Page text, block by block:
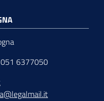
6377050